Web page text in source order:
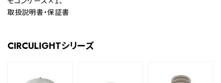
取扱説明書・保証書
CIRCULIGHTシリーズ